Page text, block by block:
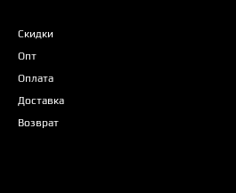
Скидки
Опт
Оплата
Доставка
Возврат